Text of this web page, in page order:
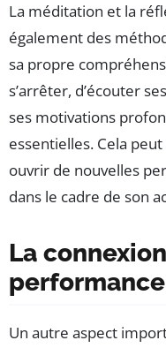
La méditation et la
également des
sa propre
s’arrêter, d’écouter
ses motivations
essentielles. Cela
ouvrir de nouvelles
dans le cadre de son
La
performance
Un autre aspect